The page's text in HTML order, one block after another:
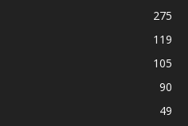
275
119
105
90
49